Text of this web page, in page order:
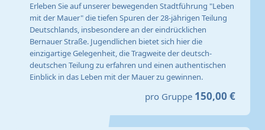
Erleben Sie auf unserer bewegenden Stadtführung "Leben
mit der Mauer" die tiefen Spuren der 28-jährigen Teilung
Deutschlands, insbesondere an der eindrücklichen
Bernauer Straße. Jugendlichen bietet sich hier die
einzigartige Gelegenheit, die Tragweite der deutsch-
deutschen Teilung zu erfahren und einen authentischen
Einblick in das Leben mit der Mauer zu gewinnen.
pro Gruppe 150,00 €